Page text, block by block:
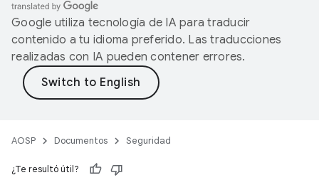
Google utiliza tecnología de IA para traducir
contenido a tu idioma preferido. Las traducciones
realizadas con IA pueden contener errores.
AOSP Documentos Seguridad
¿Te resultó útil?